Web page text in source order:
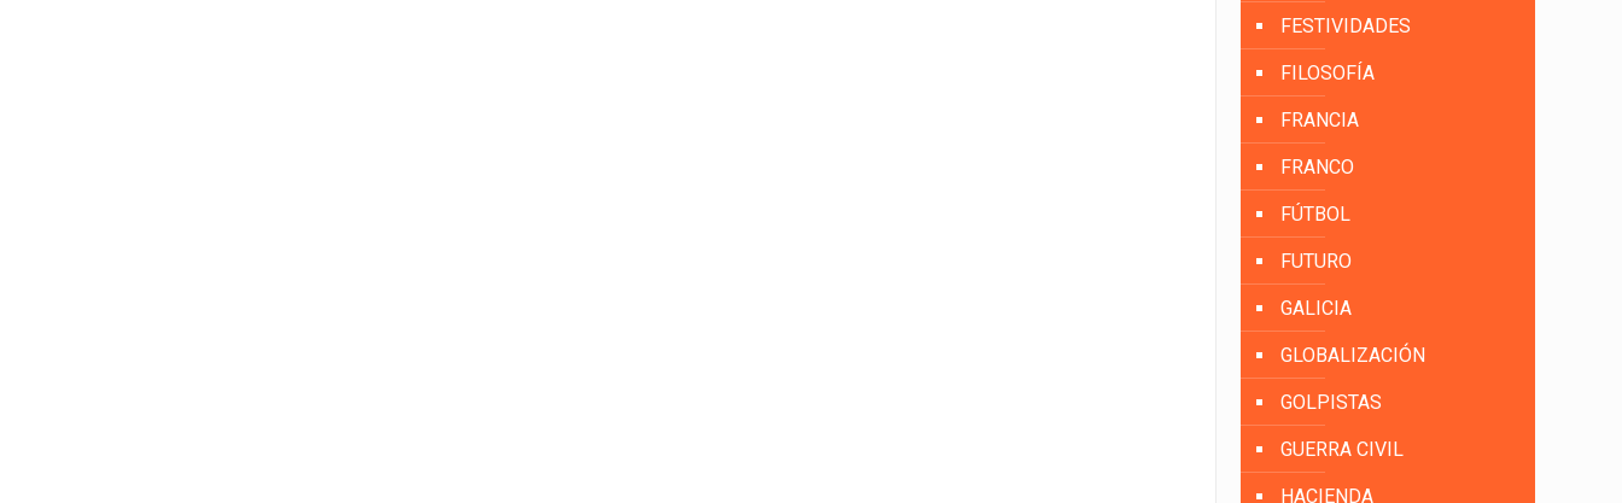
FESTIVIDADES
FILOSOFÍA
FRANCIA
FRANCO
FÚTBOL
FUTURO
GALICIA
GLOBALIZACIÓN
GOLPISTAS
GUERRA CIVIL
HACIENDA